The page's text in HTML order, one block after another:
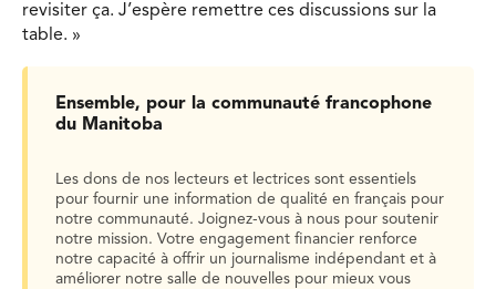
revisiter ça. J’espère remettre ces discussions sur la
table. »
Ensemble, pour la communauté francophone
du Manitoba
Les dons de nos lecteurs et lectrices sont essentiels
pour fournir une information de qualité en français pour
notre communauté. Joignez-vous à nous pour soutenir
notre mission. Votre engagement financier renforce
notre capacité à offrir un journalisme indépendant et à
améliorer notre salle de nouvelles pour mieux vous